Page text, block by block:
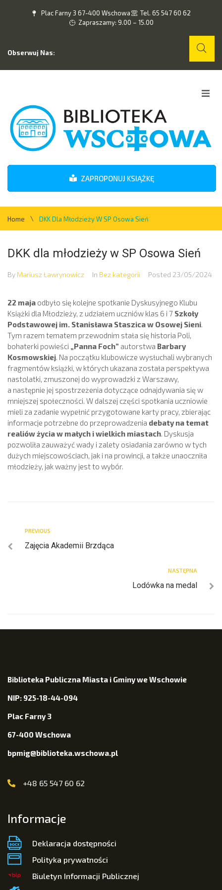
Plac Farny 3 67-400 Wschowa
Tel. 65 547 60 62
Zapraszamy: 9.00 – 15.00
Obserwuj Nas:
O nas
Wydarzenia
Kontakt
ZAPROPONUJ KSIĄŻKĘ
Home \ DKK Dla Młodzieży W SP Osowa Sień
DKK dla młodzieży w SP Osowa Sień
By Mariusz Ławrynowicz In Bez kategorii Posted 23/05/2024
22 maja odbyło się kolejne spotkanie Dyskusyjnego Klubu
Książki dla Młodzieży, z udziałem uczniów klas 6 i 7 Szkoły
Podstawowej im. Stanisława Staszica w Osowej Sieni
Tym razem tematem przewodnim stała się historia Poli,
bohaterki powieści
„Panna Foch” autorstwa Barbary
Kosmowskiej . Na początku klubowicze wysłuchali wybranych
fragmentów książki, w których ukazana została perspektywa
nastolatki, zmuszonej do wyprowadzki z Warszawy,
a następnie jej spostrzeżenia dotyczące odnajdywania się w
mniejszej społeczności. W dalszej części spotkania uczniowie
mieli za zadanie wypełnić przygotowane karty pracy, zbierając
informacje potrzebne do przeprowadzenia debaty na temat
realiów życia w małych i wielkich miastach . Dyskusja
pozwoliła zauważyć wady i zalety osiadania zarówno w tych
dużych miejscowościach, jak i na prowincji, a także unaoczniła
młodzieży, jak ważny jest to wybór.
PREVIOUS
Zajęcia Akademii Brzdąca
NASTĘPNA
Lodówka na medal
Biblioteka Publiczna Miasta i Gminy we Wschowie
NIP: 925-18-44-094
Plac Farny 3
67-400 Wschowa
bpmig@biblioteka.wschowa.pl
+48 65 547 60 62
Informacje
Deklaracja dostępności
Polityka prywatności
Biuletyn Informacji Publicznej